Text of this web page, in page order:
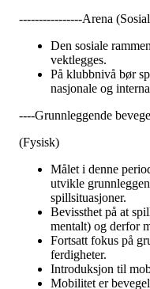
----------------Arena
Den sosiale
vektlegges.
På klubbnivå bør
nasjonale og
----Grunnleggende
(Fysisk)
Målet i denne
utvikle
spillsituasjoner.
Bevissthet på at
mentalt) og derfor
Fortsatt fokus på
ferdigheter.
Introduksjon til
Mobilitet er